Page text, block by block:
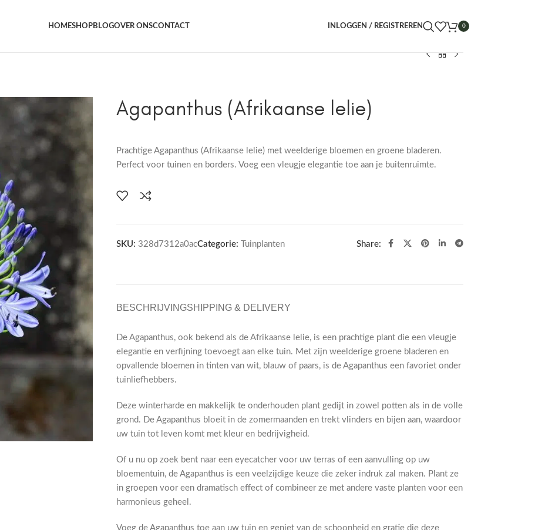
HOMESHOPBLOGOVER ONSCONTACT INLOGGEN / REGISTREREN 0
Agapanthus (Afrikaanse lelie)
Prachtige Agapanthus (Afrikaanse lelie) met weelderige bloemen en groene bladeren.
Perfect voor tuinen en borders. Voeg een vleugje elegantie toe aan je buitenruimte.
SKU: 328d7312a0acCategorie: Tuinplanten Share:
BESCHRIJVINGSHIPPING & DELIVERY
De Agapanthus, ook bekend als de Afrikaanse lelie, is een prachtige plant die een vleugje
elegantie en verfijning toevoegt aan elke tuin. Met zijn weelderige groene bladeren en
opvallende bloemen in tinten van wit, blauw of paars, is de Agapanthus een favoriet onder
tuinliefhebbers.
Deze winterharde en makkelijk te onderhouden plant gedijt in zowel potten als in de volle
grond. De Agapanthus bloeit in de zomermaanden en trekt vlinders en bijen aan, waardoor
uw tuin tot leven komt met kleur en bedrijvigheid.
Of u nu op zoek bent naar een eyecatcher voor uw terras of een aanvulling op uw
bloementuin, de Agapanthus is een veelzijdige keuze die zeker indruk zal maken. Plant ze
in groepen voor een dramatisch effect of combineer ze met andere vaste planten voor een
harmonieus geheel.
Voeg de Agapanthus toe aan uw tuin en geniet van de schoonheid en gratie die deze